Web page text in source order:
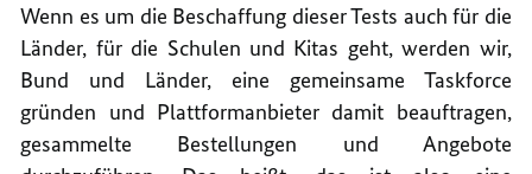
Wenn es um die Beschaffung dieser Tests auch für die
Länder, für die Schulen und Kitas geht, werden wir,
Bund und Länder, eine gemeinsame Taskforce
gründen und Plattformanbieter damit beauftragen,
gesammelte Bestellungen und Angebote